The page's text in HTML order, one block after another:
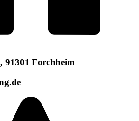
91301 Forchheim